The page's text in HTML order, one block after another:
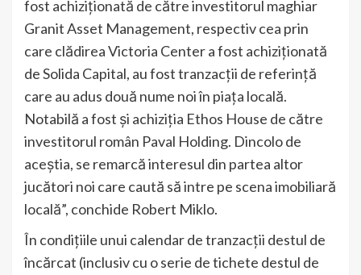
fost achiziționată de către investitorul maghiar
Granit Asset Management, respectiv cea prin
care clădirea Victoria Center a fost achiziționată
de Solida Capital, au fost tranzacții de referință
care au adus două nume noi în piața locală.
Notabilă a fost și achiziția Ethos House de către
investitorul român Paval Holding. Dincolo de
aceștia, se remarcă interesul din partea altor
jucători noi care caută să intre pe scena imobiliară
locală”, conchide Robert Miklo.
În condițiile unui calendar de tranzacții destul de
încărcat (inclusiv cu o serie de tichete destul de